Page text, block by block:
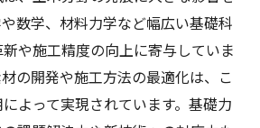
数学、材料力学など幅広い基礎科
や施工精度の向上に寄与していま
の開発や施工方法の最適化は、こ
よって実現されています。基礎力